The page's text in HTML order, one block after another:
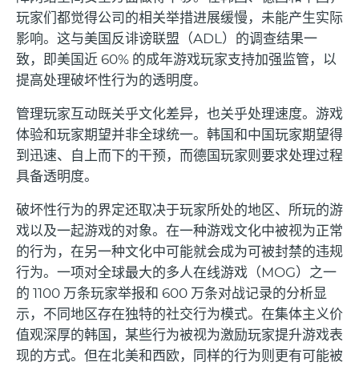
玩家们都觉得公司的相关举措进展缓慢，未能产生实际
影响。这与美国反诽谤联盟（ADL）的调查结果一
致，即美国近 60% 的成年游戏玩家支持加强监管，以
提高处理破坏性行为的透明度。
管理玩家互动既关乎文化差异，也关乎处理速度。游戏
体验和玩家期望并非全球统一。韩国和中国玩家期望得
到迅速、自上而下的干预，而德国玩家则要求处理过程
具备透明度。
破坏性行为的界定还取决于玩家所处的地区、所玩的游
戏以及一起游戏的对象。在一种游戏文化中被视为正常
的行为，在另一种文化中可能就会成为可被封禁的违规
行为。一项对全球最大的多人在线游戏（MOG）之一
的 1100 万条玩家举报和 600 万条对战记录的分析显
示，不同地区存在独特的社交行为模式。在集体主义价
值观深厚的韩国，某些行为被视为激励玩家提升游戏表
现的方式。但在北美和西欧，同样的行为则更有可能被